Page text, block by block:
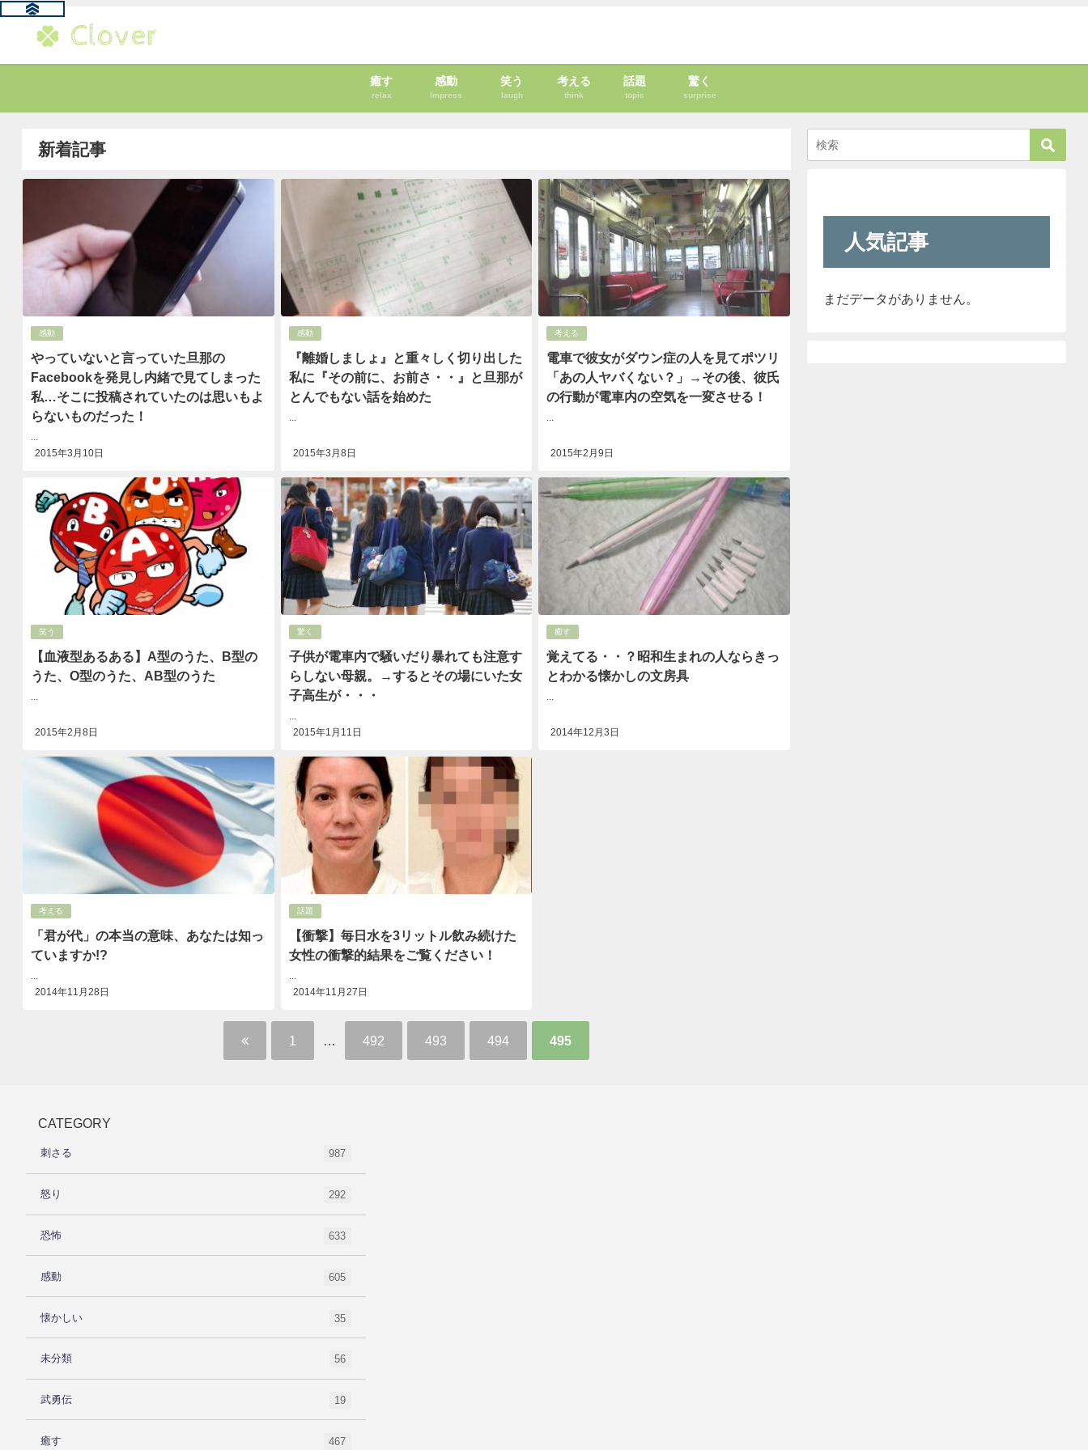
癒す
relax
感動
Impress
笑う
laugh
考える
think
話題
topic
驚く
surprise
新着記事
感動
やっていないと言っていた旦那の
Facebookを発見し内緒で見てしまった
私…そこに投稿されていたのは思いもよ
らないものだった！
2015年3月10日
感動
『離婚しましょ』と重々しく切り出した
私に『その前に、お前さ・・』と旦那が
とんでもない話を始めた
2015年3月8日
考える
電車で彼女がダウン症の人を見てポツリ
「あの人ヤバくない？」→その後、彼氏
の行動が電車内の空気を一変させる！
2015年2月9日
笑う
【血液型あるある】A型のうた、B型の
うた、O型のうた、AB型のうた
2015年2月8日
驚く
子供が電車内で騒いだり暴れても注意す
らしない母親。→するとその場にいた女
子高生が・・・
2015年1月11日
癒す
覚えてる・・？昭和生まれの人ならきっ
とわかる懐かしの文房具
2014年12月3日
考える
「君が代」の本当の意味、あなたは知っ
ていますか!?
2014年11月28日
話題
【衝撃】毎日水を3リットル飲み続けた
女性の衝撃的結果をご覧ください！
2014年11月27日
1 492 493 494 495
人気記事
まだデータがありません。
CATEGORY
刺さる 987
怒り 292
恐怖 633
感動 605
懐かしい 35
未分類 56
武勇伝 19
癒す 467